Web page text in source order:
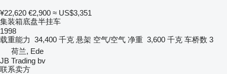
¥22,620 €2,900 ≈ US$3,351
集装箱底盘半挂车
1998
载重能力 34,400 千克 悬架 空气/空气 净重 3,600 千克 车桥数 3
荷兰, Ede
JB Trading bv
联系卖方